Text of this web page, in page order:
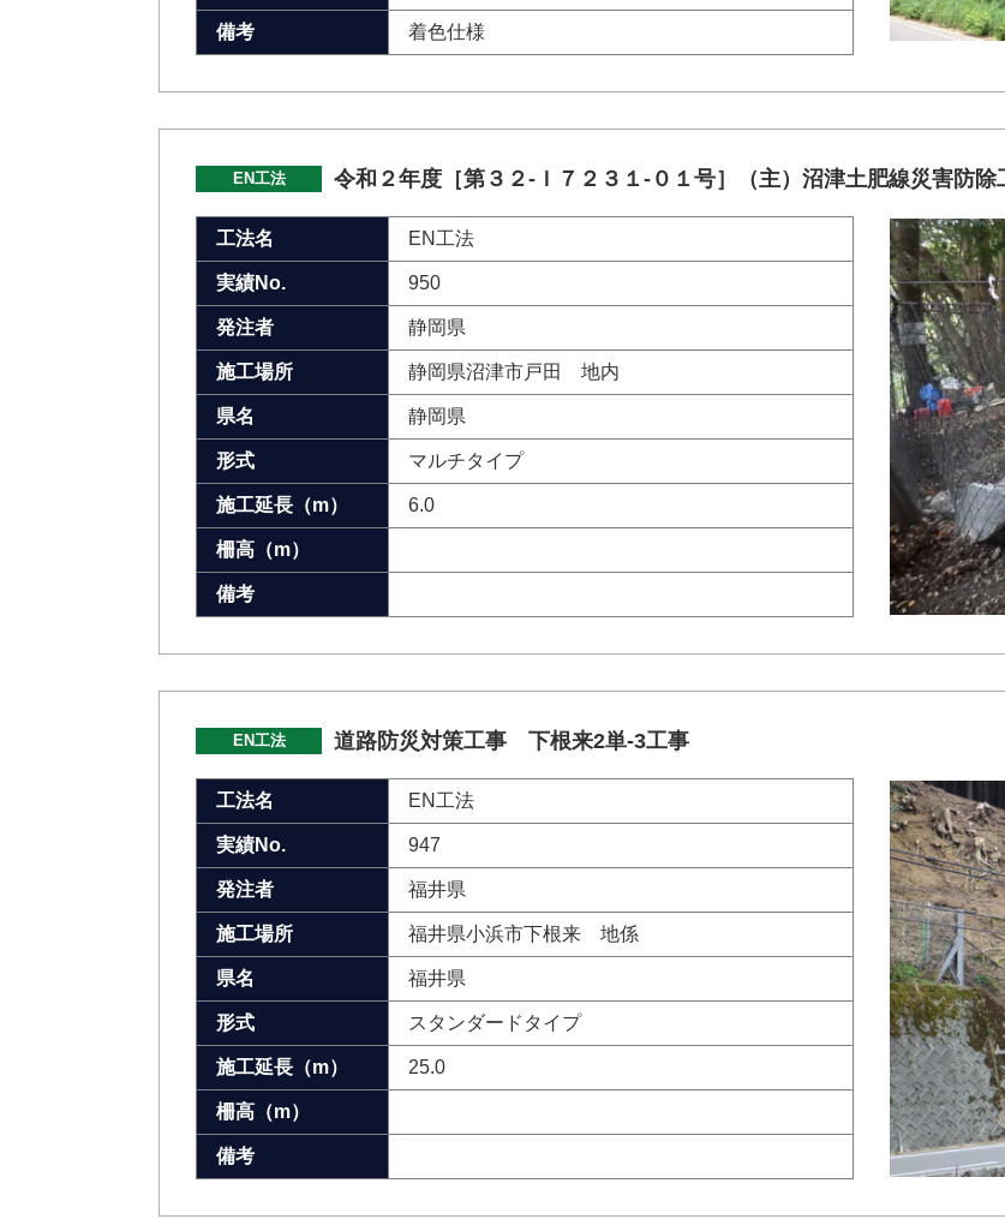
備考 着色仕様
EN工法 令和２年度［第３２-Ｉ７２３１-０１号］（主）沼津土肥線災害防除
工法名 EN工法
実績No. 950
発注者 静岡県
施工場所 静岡県沼津市戸田 地内
県名 静岡県
形式 マルチタイプ
施工延長（m） 6.0
柵高（m）
備考
EN工法 道路防災対策工事 下根来2単-3工事
工法名 EN工法
実績No. 947
発注者 福井県
施工場所 福井県小浜市下根来 地係
県名 福井県
形式 スタンダードタイプ
施工延長（m） 25.0
柵高（m）
備考